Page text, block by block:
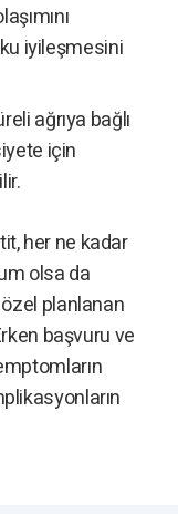
iyileşmesini
ağrıya bağlı
için
her ne kadar
olsa da
planlanan
başvuru ve